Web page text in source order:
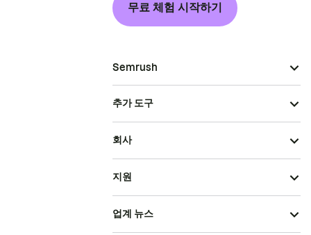
무료 체험 시작하기
Semrush
추가 도구
회사
지원
업계 뉴스